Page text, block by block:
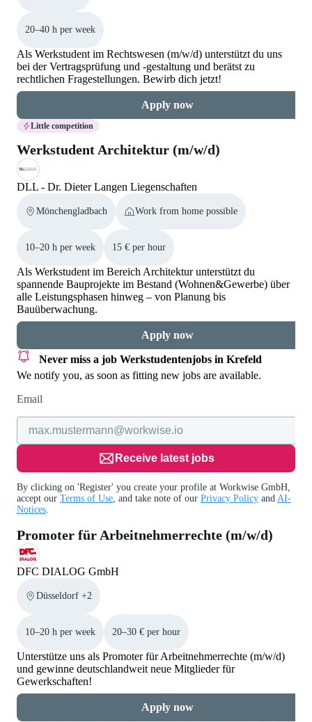
20–40 h per week
Als Werkstudent im Rechtswesen (m/w/d) unterstützt du uns
bei der Vertragsprüfung und -gestaltung und berätst zu
rechtlichen Fragestellungen. Bewirb dich jetzt!
Apply now
Little competition
Werkstudent Architektur (m/w/d)
DLL - Dr. Dieter Langen Liegenschaften
Mönchengladbach Work from home possible
10–20 h per week 15 € per hour
Als Werkstudent im Bereich Architektur unterstützt du
spannende Bauprojekte im Bestand (Wohnen&Gewerbe) über
alle Leistungsphasen hinweg – von Planung bis
Bauüberwachung.
Apply now
Never miss a job Werkstudentenjobs in Krefeld
We notify you, as soon as fitting new jobs are available.
Email
Receive latest jobs
By clicking on 'Register' you create your profile at Workwise GmbH,
accept our Terms of Use , and take note of our Privacy Policy and AI-
Notices
Promoter für Arbeitnehmerrechte (m/w/d)
DFC DIALOG GmbH
Düsseldorf +2
10–20 h per week 20–30 € per hour
Unterstütze uns als Promoter für Arbeitnehmerrechte (m/w/d)
und gewinne deutschlandweit neue Mitglieder für
Gewerkschaften!
Apply now